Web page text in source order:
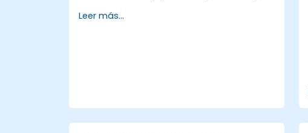
investigar incidentes, identificar debilidades
Leer más...